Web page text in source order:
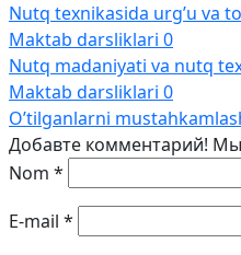
Nutq texnikasida urg’u va
Maktab darsliklari 0
Nutq madaniyati va nutq
Maktab darsliklari 0
O’tilganlarni
Добавте комментарий!
Nom *
E-mail *